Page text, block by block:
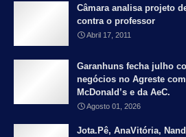
Câmara analisa projeto
contra o professor
Abril 17, 2011
Garanhuns fecha julho
negócios no Agreste
McDonald’s e da AeC.
Agosto 01, 2026
Jota.Pê, AnaVitória,